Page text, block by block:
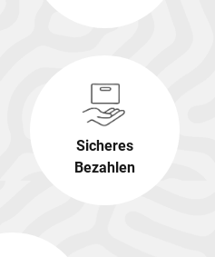
Sicheres
Bezahlen